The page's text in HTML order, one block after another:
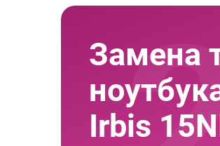
Замена
Irbis